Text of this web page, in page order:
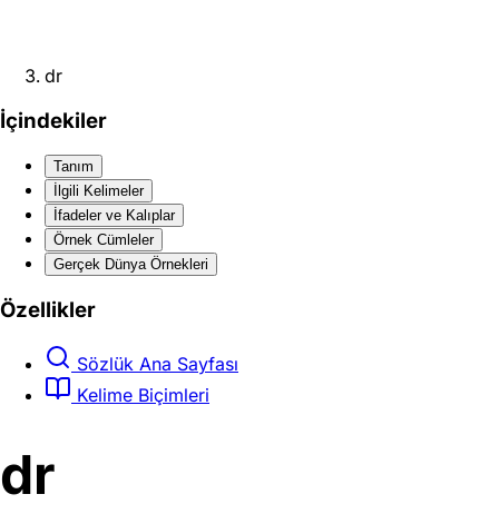
dr
İçindekiler
Tanım
İlgili Kelimeler
İfadeler ve Kalıplar
Örnek Cümleler
Gerçek Dünya Örnekleri
Özellikler
Sözlük Ana Sayfası
Kelime Biçimleri
dr